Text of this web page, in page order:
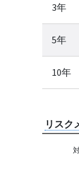
3年
5年
10年
リスク